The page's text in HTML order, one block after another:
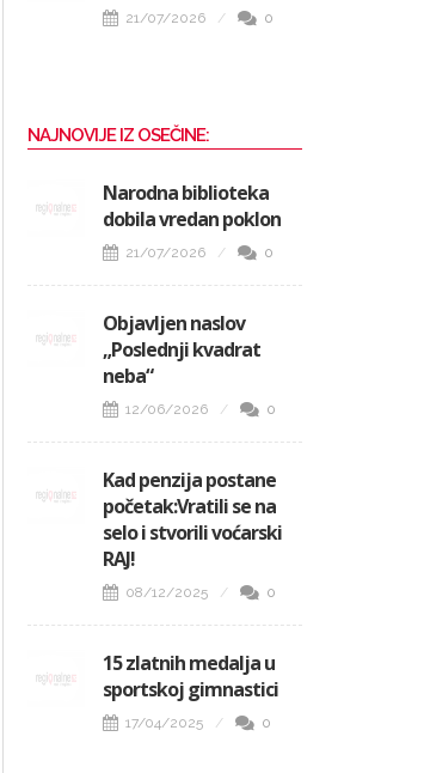
21/07/2026 0
NAJNOVIJE IZ OSEČINE:
Narodna biblioteka
dobila vredan poklon
21/07/2026 0
Objavljen naslov
„Poslednji kvadrat
neba“
12/06/2026 0
Kad penzija postane
početak:Vratili se na
selo i stvorili voćarski
RAJ!
08/12/2025 0
15 zlatnih medalja u
sportskoj gimnastici
17/04/2025 0